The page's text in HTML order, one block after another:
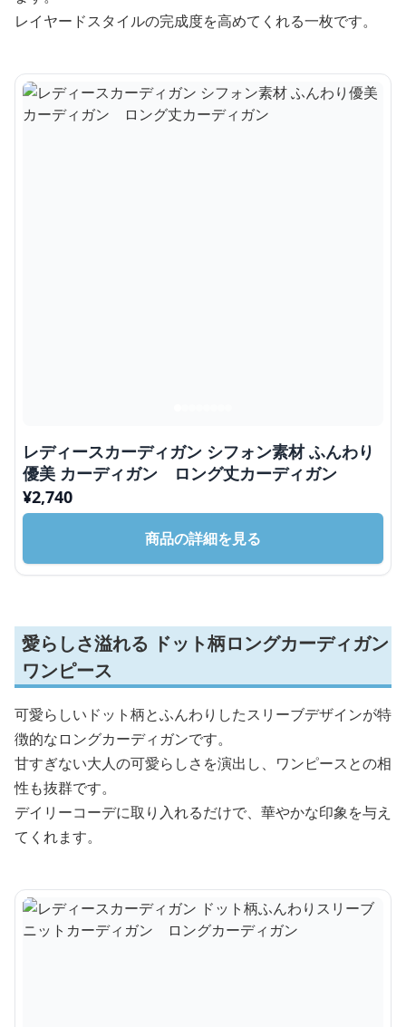
レイヤードスタイルの完成度を高めてくれる一枚です。
レディースカーディガン シフォン素材 ふんわり
優美 カーディガン ロング丈カーディガン
¥2,740
商品の詳細を見る
愛らしさ溢れる ドット柄ロングカーディガン
ワンピース
可愛らしいドット柄とふんわりしたスリーブデザインが特
徴的なロングカーディガンです。
甘すぎない大人の可愛らしさを演出し、ワンピースとの相
性も抜群です。
デイリーコーデに取り入れるだけで、華やかな印象を与え
てくれます。